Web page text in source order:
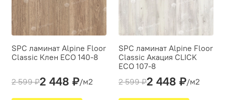
SPC ламинат Alpine Floor
Classic Клен ЕСО 140-8
Производитель:Alpine Floor
2 599 ₽2 448 ₽/м2
SPC ламинат Alpine Floor
Classic Акация CLICK
ЕСО 107-8
Толщина(мм):4
2 599 ₽2 448 ₽/м2